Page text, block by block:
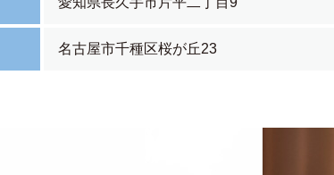
名古屋市千種区桜が丘23